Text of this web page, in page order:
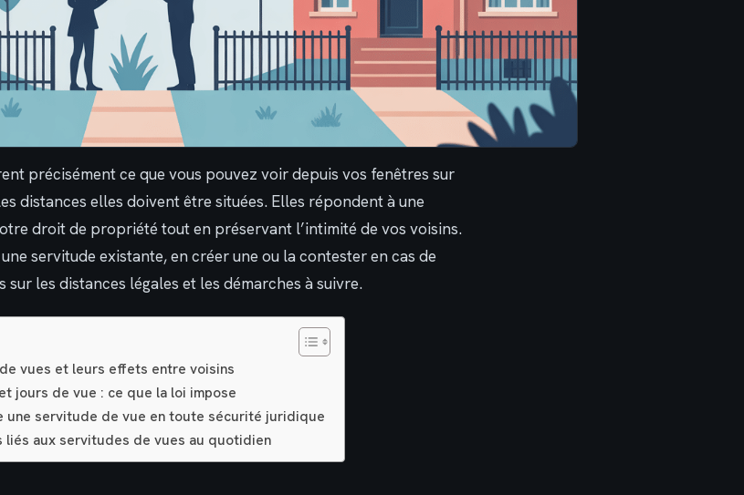
précisément ce que vous pouvez voir depuis vos fenêtres sur
distances elles doivent être situées. Elles répondent à une
droit de propriété tout en préservant l’intimité de vos voisins.
servitude existante, en créer une ou la contester en cas de
les distances légales et les démarches à suivre.
vues et leurs effets entre voisins
jours de vue : ce que la loi impose
une servitude de vue en toute sécurité juridique
aux servitudes de vues au quotidien